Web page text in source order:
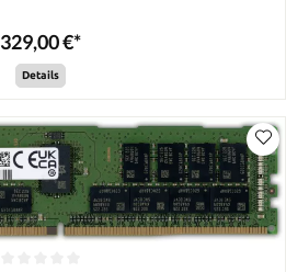
329,00 €*
Details